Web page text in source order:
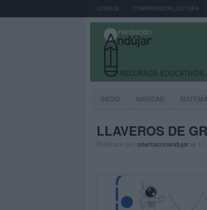
LENGUA COMPRENSIÓN LECTORA
INICIO NAVIDAD
LLAVEROS DE
Publicado por orientacionandujar el 17